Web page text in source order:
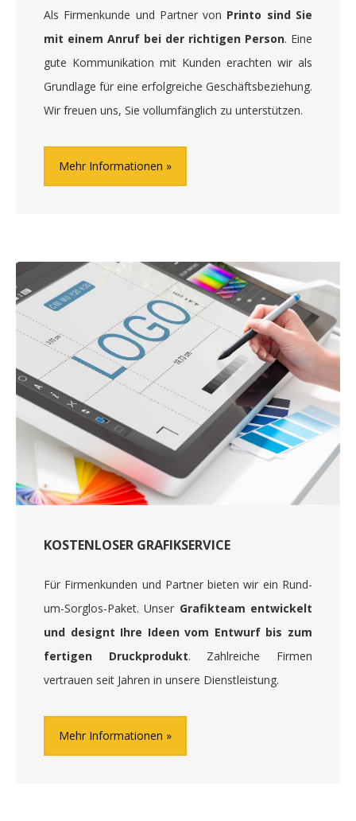
Als Firmenkunde und Partner von Printo sind Sie
mit einem Anruf bei der richtigen Person. Eine
gute Kommunikation mit Kunden erachten wir als
Grundlage für eine erfolgreiche Geschäftsbeziehung.
Wir freuen uns, Sie vollumfänglich zu unterstützen.
Mehr Informationen
KOSTENLOSER GRAFIKSERVICE
Für Firmenkunden und Partner bieten wir ein Rund-
um-Sorglos-Paket. Unser Grafikteam entwickelt
und designt Ihre Ideen vom Entwurf bis zum
fertigen Druckprodukt. Zahlreiche Firmen
vertrauen seit Jahren in unsere Dienstleistung.
Mehr Informationen